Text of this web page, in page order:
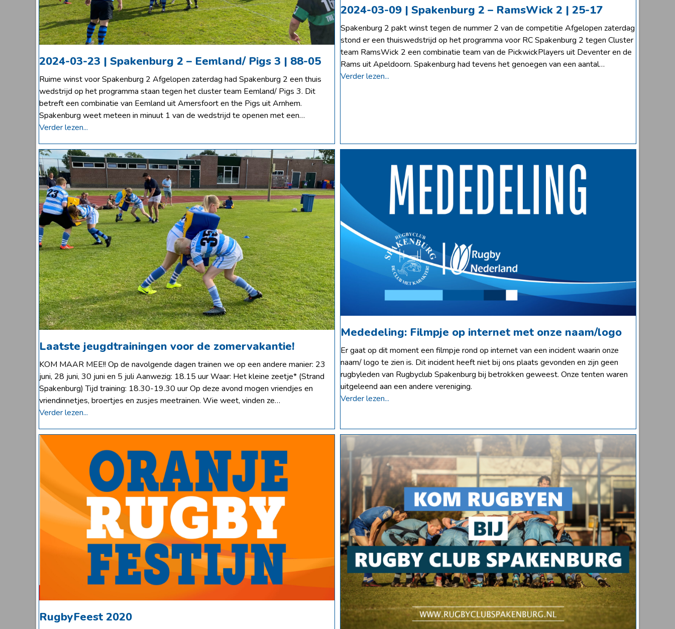
2024-03-23 | Spakenburg 2 – Eemland/ Pigs 3 | 88-05
Ruime winst voor Spakenburg 2 Afgelopen zaterdag had Spakenburg 2 een thuis
wedstrijd op het programma staan tegen het cluster team Eemland/ Pigs 3. Dit
betreft een combinatie van Eemland uit Amersfoort en the Pigs uit Arnhem.
Spakenburg weet meteen in minuut 1 van de wedstrijd te openen met een…
Verder lezen...
2024-03-09 | Spakenburg 2 – RamsWick 2 | 25-17
Spakenburg 2 pakt winst tegen de nummer 2 van de competitie Afgelopen zaterdag
stond er een thuiswedstrijd op het programma voor RC Spakenburg 2 tegen Cluster
team RamsWick 2 een combinatie team van de PickwickPlayers uit Deventer en de
Rams uit Apeldoorn. Spakenburg had tevens het genoegen van een aantal…
Verder lezen...
Laatste jeugdtrainingen voor de zomervakantie!
KOM MAAR MEE!! Op de navolgende dagen trainen we op een andere manier: 23
juni, 28 juni, 30 juni en 5 juli Aanwezig: 18.15 uur Waar: Het kleine zeetje* (Strand
Spakenburg) Tijd training: 18.30-19.30 uur Op deze avond mogen vriendjes en
vriendinnetjes, broertjes en zusjes meetrainen. Wie weet, vinden ze…
Verder lezen...
Mededeling: Filmpje op internet met onze naam/logo
Er gaat op dit moment een filmpje rond op internet van een incident waarin onze
naam/ logo te zien is. Dit incident heeft niet bij ons plaats gevonden en zijn geen
rugbyleden van Rugbyclub Spakenburg bij betrokken geweest. Onze tenten waren
uitgeleend aan een andere vereniging.
Verder lezen...
RugbyFeest 2020